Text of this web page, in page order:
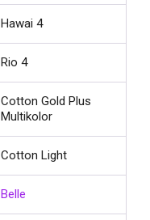
Hawai 4
Rio 4
Cotton Gold Plus
Multikolor
Cotton Light
Belle